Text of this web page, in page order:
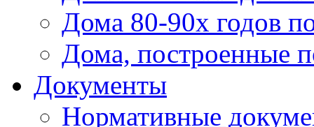
Дома 80-90х годов
Дома, построенные
Документы
Нормативные